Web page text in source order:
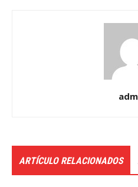
ARTÍCULO RELACIONADOS